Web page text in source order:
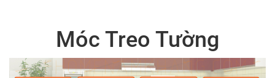
Móc Treo Tường